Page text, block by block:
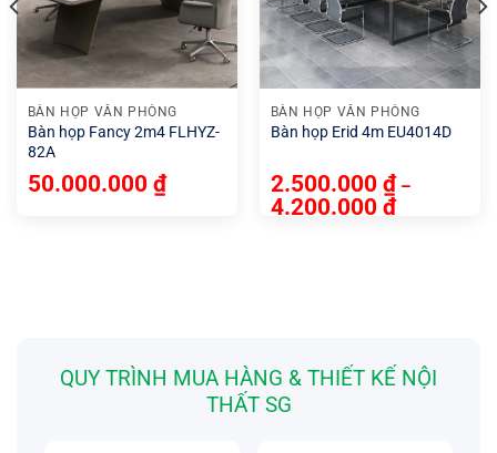
khi nhận đặt cọc.
Hướng dẫn sử dụng và lắp đặt tại nhà cho quý khách
mua lẻ ở xa.
Tư vấn thiết kế và setup văn phòng miễn phí.
Đội ngũ nhân viên tư vấn nhiệt tình, tận tâm.
BÀN HỌP VĂN PHÒNG
Bàn họp Fancy 2m4 FLHYZ-
82A
50.000.000 ₫
BÀN HỌP VĂN PHÒNG
Bàn họp Erid 4m EU4014D
2.500.000 ₫ –
4.200.000 ₫
QUY TRÌNH MUA HÀNG & THIẾT KẾ NỘI
THẤT SG